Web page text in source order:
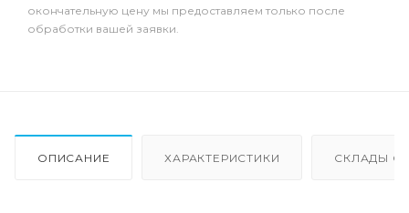
окончательную цену мы предоставляем только после
обработки вашей заявки.
ОПИСАНИЕ ХАРАКТЕРИСТИКИ СКЛАДЫ